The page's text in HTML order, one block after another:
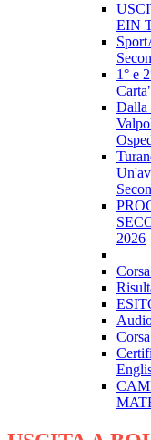
EIN
1° e
Dalla
2026